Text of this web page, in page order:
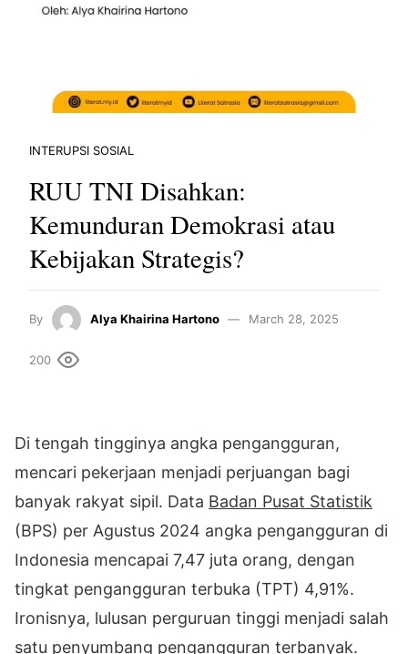
INTERUPSI SOSIAL
RUU TNI Disahkan:
Kemunduran Demokrasi atau
Kebijakan Strategis?
By Alya Khairina Hartono March 28, 2025
200
Di tengah tingginya angka pengangguran,
mencari pekerjaan menjadi perjuangan bagi
banyak rakyat sipil. Data Badan Pusat Statistik
(BPS) per Agustus 2024 angka pengangguran di
Indonesia mencapai 7,47 juta orang, dengan
tingkat pengangguran terbuka (TPT) 4,91%.
Ironisnya, lulusan perguruan tinggi menjadi salah
satu penyumbang pengangguran terbanyak.